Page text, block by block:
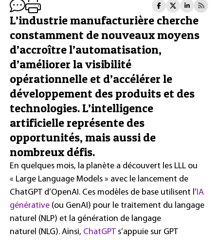
L’industrie manufacturière cherche
constamment de nouveaux moyens
d’accroître l’automatisation,
d’améliorer la visibilité
opérationnelle et d’accélérer le
développement des produits et des
technologies. L’intelligence
artificielle représente des
opportunités, mais aussi de
nombreux défis.
En quelques mois, la planète a découvert les LLL ou
« Large Language Models » avec le lancement de
ChatGPT d’OpenAI. Ces modèles de base utilisent l’IA
générative (ou GenAI) pour le traitement du langage
naturel (NLP) et la génération de langage
naturel (NLG). Ainsi, ChatGPT s’appuie sur GPT